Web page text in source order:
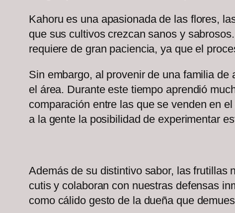
Kahoru es una apasionada de las flores,
que sus cultivos crezcan sanos y
requiere de gran paciencia, ya que el
Sin embargo, al provenir de una familia
el área. Durante este tiempo aprendió
comparación entre las que se venden en
a la gente la posibilidad de experimentar
Además de su distintivo sabor, las frutillas
cutis y colaboran con nuestras defensas
como cálido gesto de la dueña que